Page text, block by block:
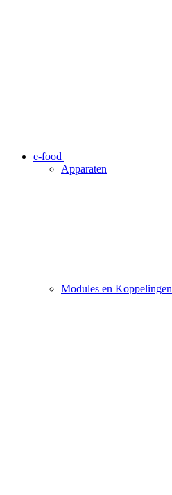
e-food
Apparaten
Modules en Koppelingen